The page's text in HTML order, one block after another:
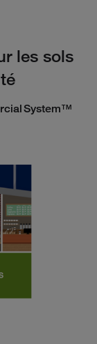
les sols
System™